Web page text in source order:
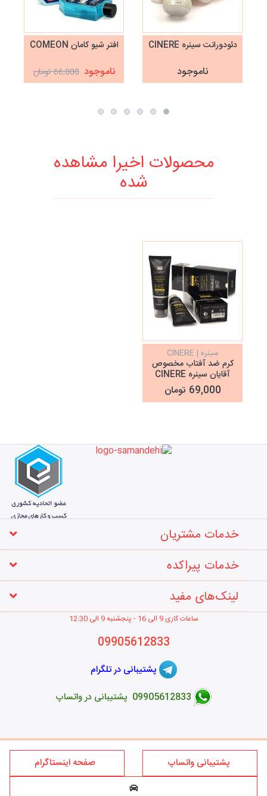
دئودورانت سینره CINERE
ناموجود
افتر شیو کامان COMEON
ناموجود 66,000 تومان
محصولات اخیرا مشاهده
شده
سینره | CINERE
کرم ضد آفتاب مخصوص
آقایان سینره CINERE
69,000 تومان
خدمات مشتریان
خدمات پیراکده
لینک‌های مفید
ساعات کاری 9 الی 16 - پنجشنبه 9 الی 12 :30
09905612833
پشتیبانی در تلگرام
09905612833 پشتیبانی در واتساپ
طراحی فروشگاه اینترنتی
کلیه حقوق این سایت متعلق به برند پیراکده می‌باشد؛ استفاده از مطالب
فروشگاه اینترنتی پیراکده فقط برای مقاصد غیر تجاری و با ذکر منبع و درج
پشتیبانی واتساپ صفحه اینستاگرام